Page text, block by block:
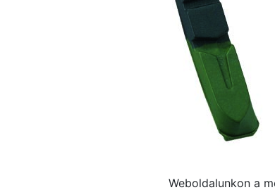
Weboldalunkon a